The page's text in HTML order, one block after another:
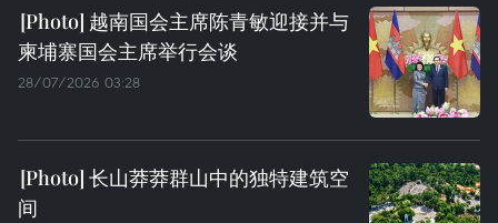
越南国会主席陈青敏迎接并与
柬埔寨国会主席举行会谈
28/07/2026 03:28
长山莽莽群山中的独特建筑空
间